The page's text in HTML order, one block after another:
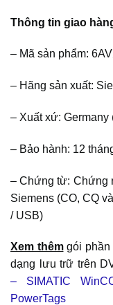
Thông tin giao
– Mã sản phẩm:
– Hãng sản xuất:
– Xuất xứ:
– Bảo hành: 12
– Chứng từ: Chứng
Siemens (CO, CQ
/ USB)
Xem thêmgói phần
dạng lưu trữ trên
– SIMATIC
PowerTags